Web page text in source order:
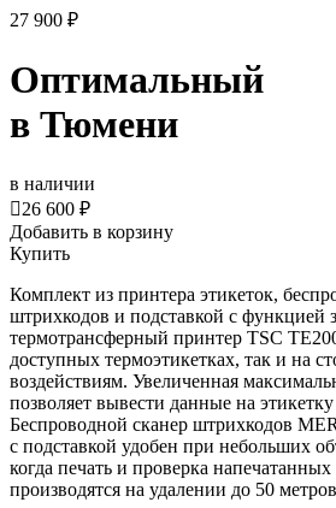
27 900 ₽
Оптимальный
в Тюмени
в наличии
26 600 ₽
Добавить в корзину
Купить
Комплект из принтера этикеток,
штрихкодов и подставкой с функцией
термотрансферный принтер TSC
доступных термоэтикетках, так и на
воздействиям. Увеличенная
позволяет вывести данные на
Беспроводной сканер штрихкодов
с подставкой удобен при небольших
когда печать и проверка
производятся на удалении до 50